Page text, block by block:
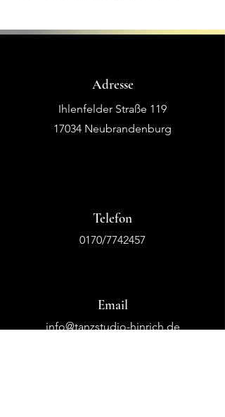
Adresse
Ihlenfelder Straße 119
17034 Neubrandenburg
Telefon
0170/7742457
Email
info@tanzstudio-hinrich.de